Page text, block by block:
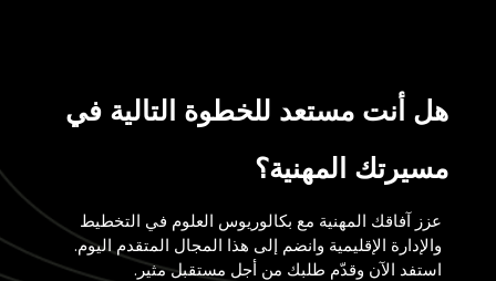
هل أنت مستعد للخطوة التالية في
مسيرتك المهنية؟
عزز آفاقك المهنية مع بكالوريوس العلوم في التخطيط
والإدارة الإقليمية وانضم إلى هذا المجال المتقدم اليوم.
استفد الآن وقدّم طلبك من أجل مستقبل مثير.